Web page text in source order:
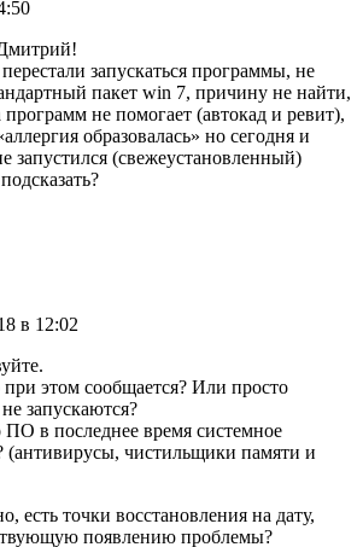
запускаться программы, не
пакет win 7, причину не найти,
программ не помогает (автокад и ревит),
образовалась» но сегодня и
запустился (свежеустановленный)
в 12:02
этом сообщается? Или просто
запускаются?
ПО в последнее время системное
(антивирусы, чистильщики памяти и
есть точки восстановления на дату,
появлению проблемы?